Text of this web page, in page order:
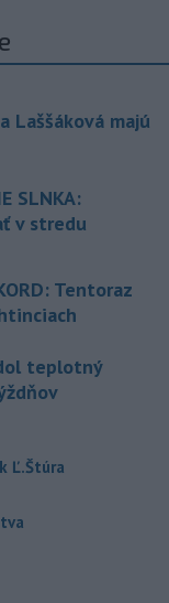
Laššáková majú
SLNKA:
v stredu
Tentoraz
teplotný
Ľ.Štúra